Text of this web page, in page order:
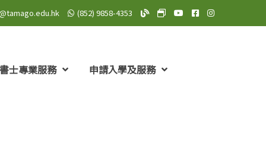
(852) 9858-4353 TAMAGO Blog
TAMAGO MeWe 專頁:
TAMAGO YouTube 頻道
TAMAGOTAMAGO
士專業服務 申請入學及服務